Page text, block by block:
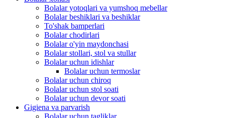
Bolalar yotoqlari va yumshoq mebellar
Bolalar beshiklari va beshiklar
To'shak bamperlari
Bolalar chodirlari
Bolalar o'yin maydonchasi
Bolalar stollari, stol va stullar
Bolalar uchun idishlar
Bolalar uchun termoslar
Bolalar uchun chiroq
Bolalar uchun stol soati
Bolalar uchun devor soati
Gigiena va parvarish
Bolalar uchun tagliklar